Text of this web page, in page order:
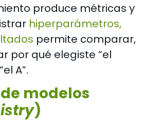
produce métricas y
hiperparámetros,
permite comparar,
por qué elegiste “el
A”.
modelos
)